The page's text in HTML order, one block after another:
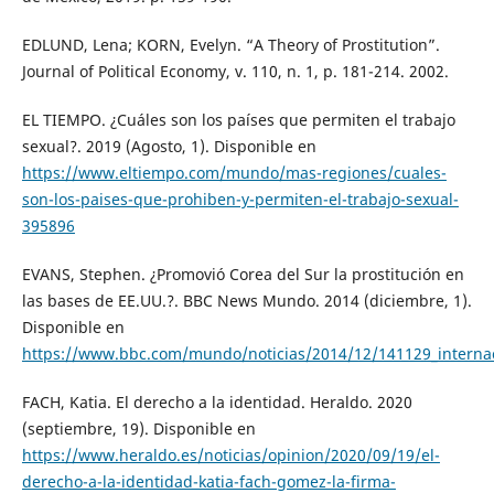
EDLUND, Lena; KORN, Evelyn. “A Theory of Prostitution”.
Journal of Political Economy, v. 110, n. 1, p. 181-214. 2002.
EL TIEMPO. ¿Cuáles son los países que permiten el trabajo
sexual?. 2019 (Agosto, 1). Disponible en
https://www.eltiempo.com/mundo/mas-regiones/cuales-
son-los-paises-que-prohiben-y-permiten-el-trabajo-sexual-
395896
EVANS, Stephen. ¿Promovió Corea del Sur la prostitución en
las bases de EE.UU.?. BBC News Mundo. 2014 (diciembre, 1).
Disponible en
https://www.bbc.com/mundo/noticias/2014/12/
FACH, Katia. El derecho a la identidad. Heraldo. 2020
(septiembre, 19). Disponible en
https://www.heraldo.es/noticias/opinion/2020/09/19/el-
derecho-a-la-identidad-katia-fach-gomez-la-firma-